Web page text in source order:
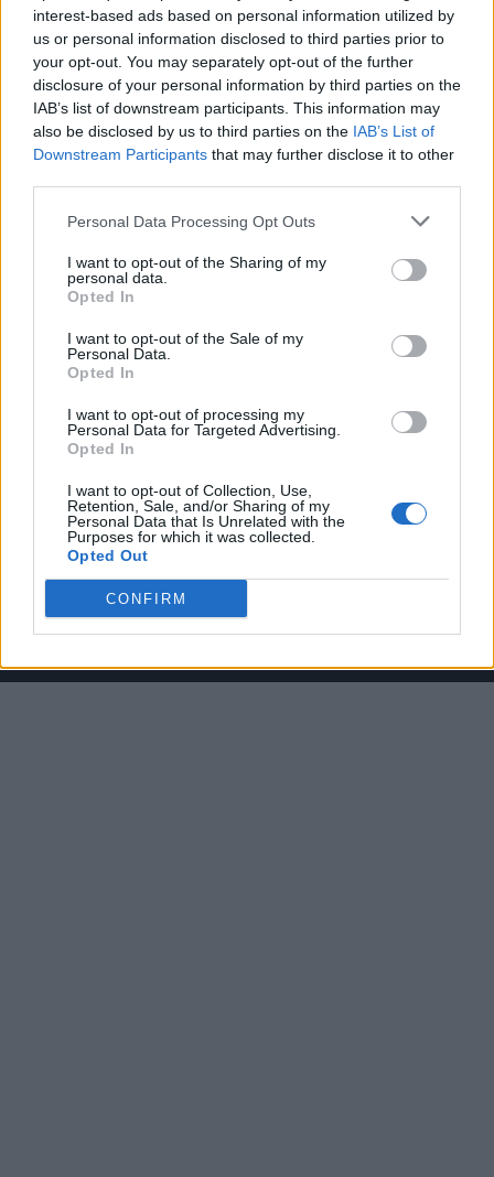
interest-based ads based on personal information utilized by
us or personal information disclosed to third parties prior to
your opt-out. You may separately opt-out of the further
disclosure of your personal information by third parties on the
IAB’s list of downstream participants. This information may
also be disclosed by us to third parties on the IAB’s List of
Downstream Participants that may further disclose it to other
Personal Data Processing Opt Outs
I want to opt-out of the Sharing of my
personal data.
Opted In
I want to opt-out of the Sale of my
Personal Data.
Opted In
I want to opt-out of processing my
Personal Data for Targeted Advertising.
Opted In
I want to opt-out of Collection, Use,
Retention, Sale, and/or Sharing of my
Personal Data that Is Unrelated with the
Purposes for which it was collected.
Opted Out
CONFIRM
Il materiale (testo, foto e video) consultabile in questo portale è di nostra proprietà.
Alcune foto (screenshot) ed articoli presenti su "Milan Magazine" sono in parte giunti da
internet, in quanto arrivati alla nostra attenzione attraverso regolari comunicati stampa
pubblicazione, non avranno che da segnalarlo alla redazione (indirizzo email:
redazione@napolimagazine.com), che provvederà prontamente alla rimozione.
"Milan Magazine" non è una testata giornalistica, ma un sito di informazione di
proprietà di Napoli Magazine, e non è in alcun modo collegato alla A.C. Milan, che ne
detiene tutti i marchi e diritti.